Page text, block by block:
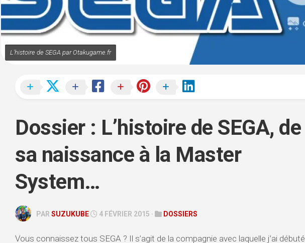
META
QUEST
PC
GAMEPLAY
REPLAY
VLOG
L'histoire de SEGA par Otakugame.fr
Dossier : L’histoire de SEGA, de
sa naissance à la Master
System…
PAR SUZUKUBE 4 FÉVRIER 2015 · DOSSIERS
Vous connaissez tous SEGA ? Il s’agit de la compagnie avec laquelle j’ai débuté